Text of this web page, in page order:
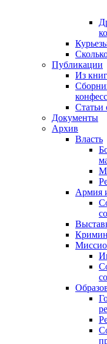
Публикации
Из
Статьи
Документы
Архив
Власть
Армия